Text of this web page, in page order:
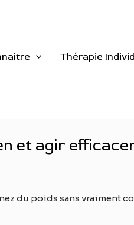
Thérapie
et agir
du poids sans vraiment